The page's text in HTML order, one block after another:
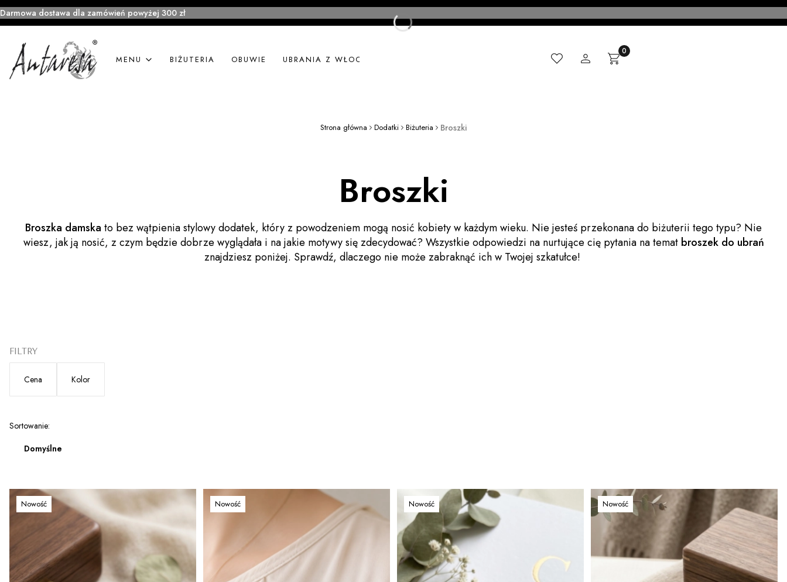
Darmowa dostawa dla zamówień powyżej 300 zł
MENU BIŻUTERIA OBUWIE UBRANIA Z WŁOCH MADE IN ITALY
UlubioneZaloguj sięProdukty w koszyku: 0. Zobacz szczegóły
Koszyk
Strona główna Dodatki Biżuteria Broszki
Broszki
Broszka damska to bez wątpienia stylowy dodatek, który z powodzeniem mogą nosić kobiety w każdym wieku. Nie jesteś przekonana do biżuterii tego typu? Nie
wiesz, jak ją nosić, z czym będzie dobrze wyglądała i na jakie motywy się zdecydować? Wszystkie odpowiedzi na nurtujące cię pytania na temat broszek do ubrań
znajdziesz poniżej. Sprawdź, dlaczego nie może zabraknąć ich w Twojej szkatułce!
FILTRY
Cena Kolor
Lista produktów
Sortowanie:
Domyślne
Nowość Nowość Nowość Nowość